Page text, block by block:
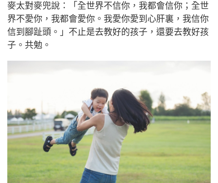
麥太對麥兜說：「全世界不信你，我都會信你；全世
界不愛你，我都會愛你。我愛你愛到心肝裏，我信你
信到腳趾頭。」不止是去教好的孩子，還要去教好孩
子。共勉。